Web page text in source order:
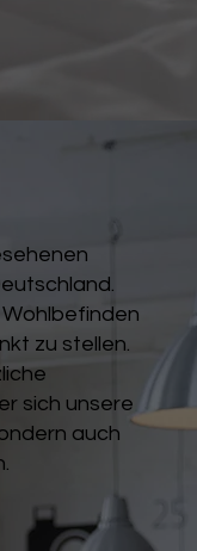
Wohlbefinden
zu stellen.
sich unsere
auch